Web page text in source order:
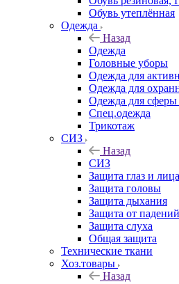
Обувь утеплённая
Одежда
Назад
Одежда
Головные уборы
Одежда для
Одежда для
Одежда для сферы
Спец.одежда
Трикотаж
СИЗ
Назад
СИЗ
Защита глаз и лица
Защита головы
Защита дыхания
Защита от
Защита слуха
Общая защита
Технические ткани
Хоз.товары
Назад